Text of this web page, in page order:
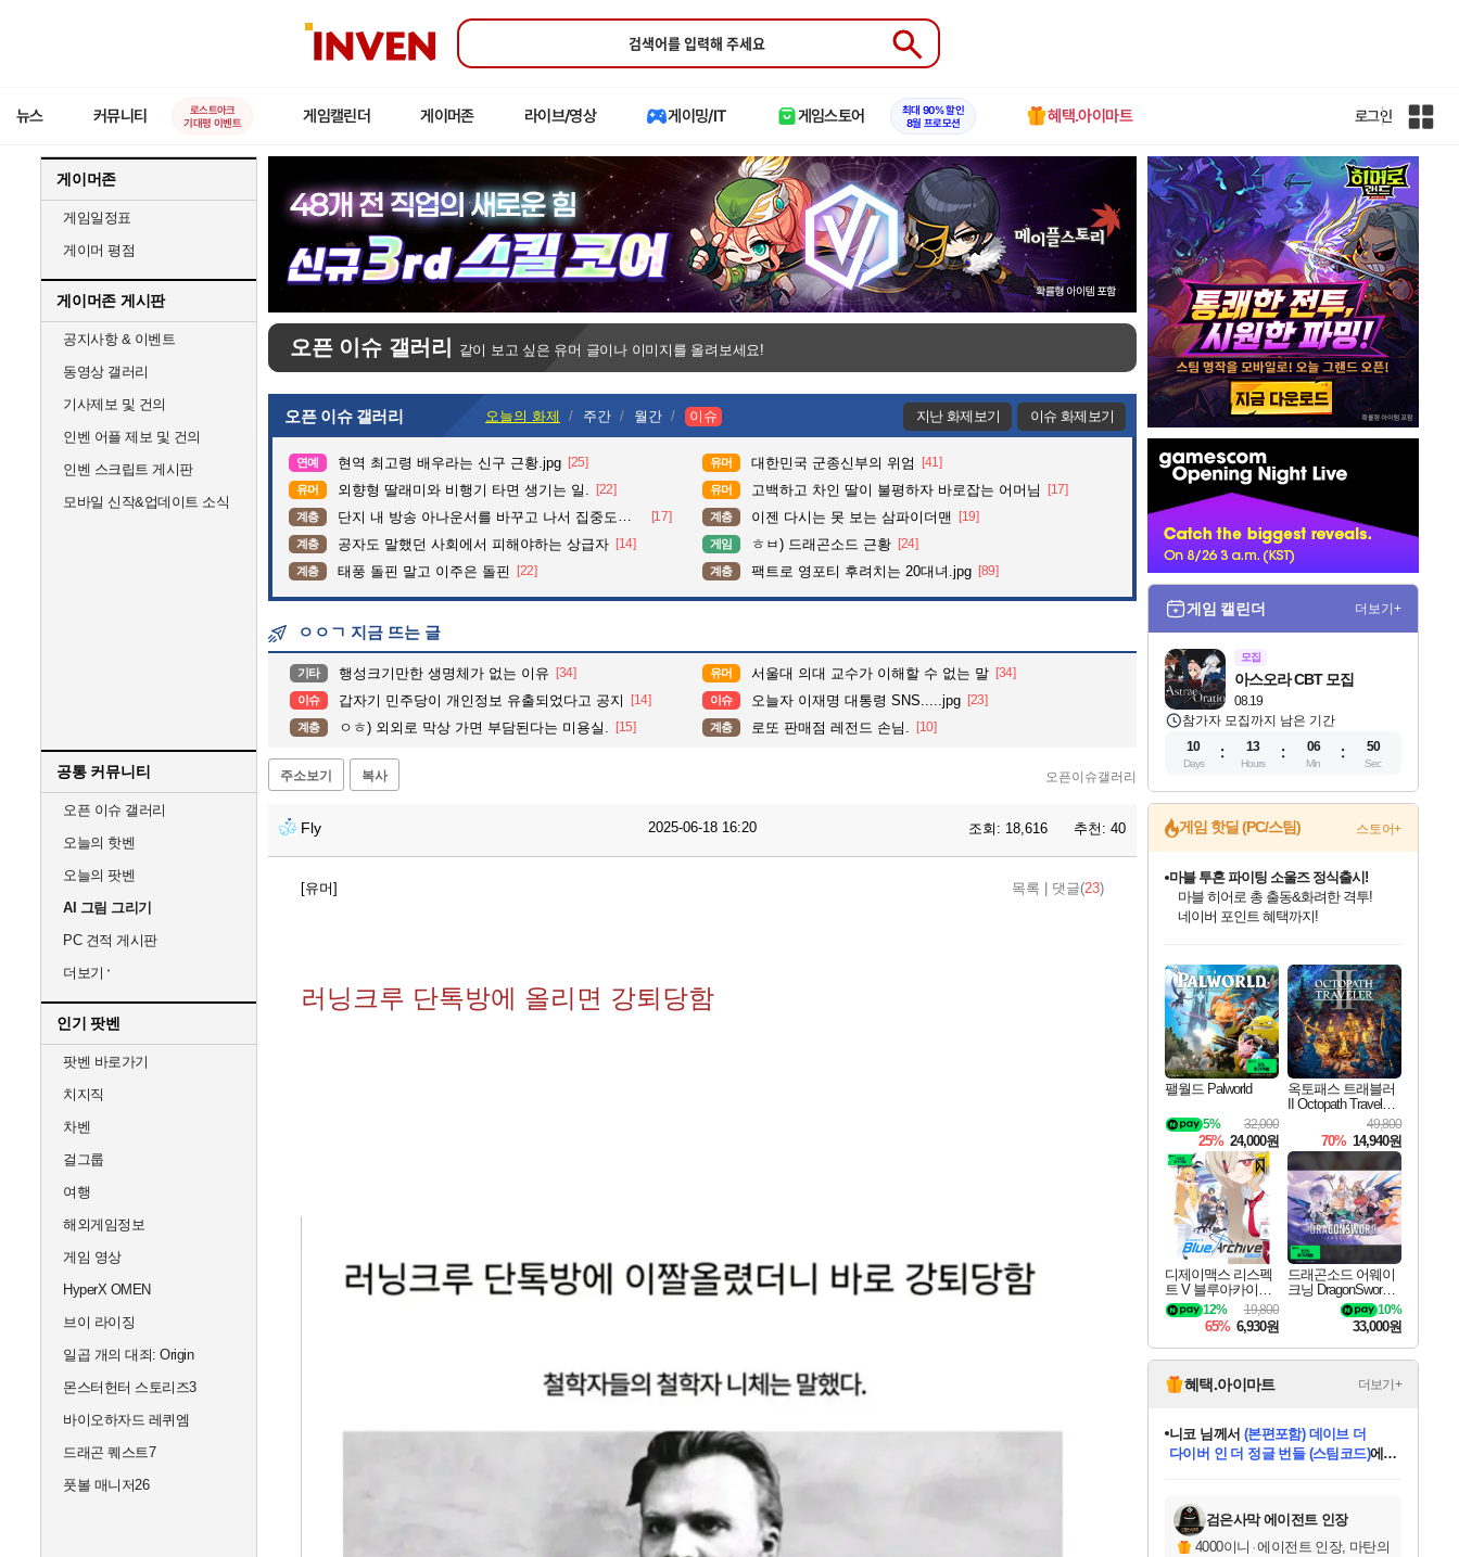
인
Submit
뉴스 커뮤니티
로스트아크
기대평 이벤트
게임캘린더 게이머존 라이브/영상 게이밍/IT 게임스토어
최대 90% 할인
8월 프로모션
혜택.아이마트 로그인
인
게이머존
게임일정표
게이머 평점
게이머존 게시판
공지사항 & 이벤트
동영상 갤러리
기사제보 및 건의
인벤 어플 제보 및 건의
인벤 스크립트 게시판
모바일 신작&업데이트 소식
공통 커뮤니티
오픈 이슈 갤러리
오늘의 핫벤
오늘의 팟벤
AI 그림 그리기
PC 견적 게시판
더보기
인기 팟벤
팟벤 바로가기
치지직
차벤
걸그룹
여행
해외게임정보
게임 영상
HyperX OMEN
브이 라이징
일곱 개의 대죄: Origin
몬스터헌터 스토리즈3
바이오하자드 레퀴엠
드래곤 퀘스트7
풋볼 매니저26
오픈 이슈 갤러리 같이 보고 싶은 유머 글이나 이미지를 올려보세요!
오픈 이슈 갤러리 오늘의 화제 주간 월간 이슈 지난 화제보기 이슈 화제보기
연예 현역 최고령 배우라는 신구 근황.jpg [25] 유머 대한민국 군종신부의 위엄 [41]
유머 외향형 딸래미와 비행기 타면 생기는 일. [22] 유머 고백하고 차인 딸이 불평하자 바로잡는 어머님 [17]
계층 단지 내 방송 아나운서를 바꾸고 나서 집중도가 확 올라갔다는 한 아파트의 안내방송 [17] 계층 이젠 다시는 못 보는 삼파이더맨 [19]
계층 공자도 말했던 사회에서 피해야하는 상급자 [14] 게임 ㅎㅂ) 드래곤소드 근황 [24]
계층 태풍 돌핀 말고 이주은 돌핀 [22] 계층 팩트로 영포티 후려치는 20대녀.jpg [89]
ㅇㅇㄱ 지금 뜨는 글
기타 행성크기만한 생명체가 없는 이유 [34] 유머 서울대 의대 교수가 이해할 수 없는 말 [34]
이슈 갑자기 민주당이 개인정보 유출되었다고 공지 [14] 이슈 오늘자 이재명 대통령 SNS.....jpg [23]
계층 ㅇㅎ) 외외로 막상 가면 부담된다는 미용실. [15] 계층 로또 판매점 레전드 손님. [10]
주소보기 복사 오픈이슈갤러리
Fly 2025-06-18 16:20 조회: 18,616 추천: 40
[유머] 목록 댓글(23)
러닝크루 단톡방에 올리면 강퇴당함
벤
게임 캘린더 더보기+
모집
08.19
아스오라 CBT 모집
참가자 모집까지 남은 기간
10
Days
13
Hours
06
Min
49
Sec
게임 핫딜 (PC/스팀) 스토어+
최대 90% 할인가를 만나보세요!
네이버혜택과 함께 만나보세요!
50%할인&추가 적립까지!
마블 투혼 파이팅 소울즈 정식출시!
마블 히어로 총 출동&화려한 격투!
네이버 포인트 혜택까지!
이니&베니 혜택까지!
네이버 혜택가와 함께 예약하세요!
할인&네이버혜택으로 만나보세요!
네이버페이 혜택과 만나보세요!
40주년 프로모션으로 만나보세요!
할인가에 만나보세요!
일부 에디션 상시 할인!
혜택으로 예약 판매 중
편안하게 충전하세요
팰월드 Palworld
32,000
5%
25% 24,000원
옥토패스 트래블러
II Octopath Traveler I
49,800
70% 14,940원
디제이맥스 리스펙
트 V 블루아카이브
팩 DJMAX RESPE
CT V Blue Archive P
ack DLC
19,800
12%
65% 6,930원
드래곤소드 어웨이
크닝 DragonSword A
10%
33,000원
혜택.아이마트 더보기+
교환.
당첨되셨습니다.
니코님께서 (본편포함) 데이브 더
다이버 인 더 정글 번들 (스팀코드)에
당첨되셨습니다.
당첨되셨습니다.
당첨되셨습니다.
당첨되셨습니다.
당첨되셨습니다.
에디션 (스팀코드)를 교환.
당첨되셨습니다.
검은사막 에이전트 인장
4000이니 ·에이전트 인장, 마탄의